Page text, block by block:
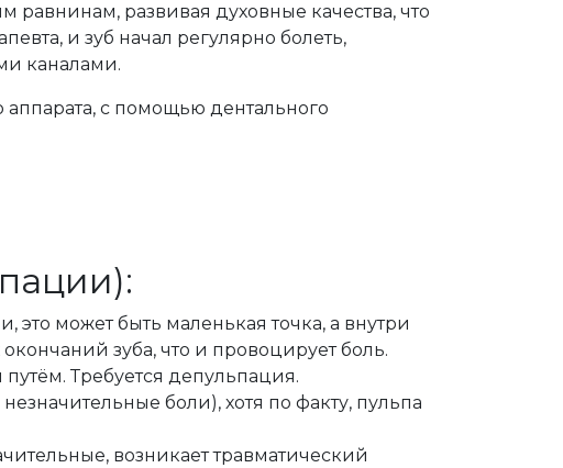
развивая духовные качества, что
и зуб начал регулярно болеть,
каналами.
аппарата, с помощью дентального
может быть маленькая точка, а внутри
зуба, что и провоцирует боль.
Требуется депульпация.
боли), хотя по факту, пульпа
возникает травматический